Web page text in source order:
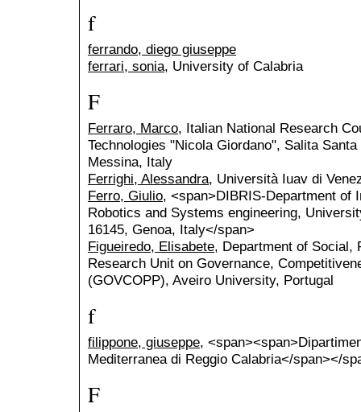
f
ferrando, diego giuseppe
ferrari, sonia, University of Calabria
F
Ferraro, Marco, Italian National Research
Technologies "Nicola Giordano", Salita
Messina, Italy
Ferrighi, Alessandra, Università Iuav di
Ferro, Giulio, <span>DIBRIS-Department of
Robotics and Systems engineering,
16145, Genoa, Italy</span>
Figueiredo, Elisabete, Department of Social,
Research Unit on Governance,
(GOVCOPP), Aveiro University, Portugal
f
filippone, giuseppe,
Mediterranea di Reggio Calabria</span></
F